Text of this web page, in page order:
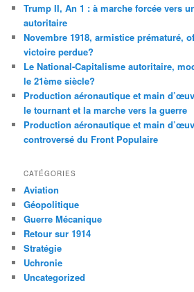
Trump II, An 1 : à marche forcée vers
autoritaire
Novembre 1918, armistice prématuré,
victoire perdue?
Le National-Capitalisme autoritaire,
le 21ème siècle?
Production aéronautique et main
le tournant et la marche vers la guerre
Production aéronautique et main
controversé du Front Populaire
CATÉGORIES
Aviation
Géopolitique
Guerre Mécanique
Retour sur 1914
Stratégie
Uchronie
Uncategorized